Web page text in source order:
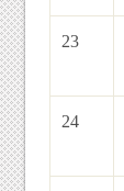
23
24